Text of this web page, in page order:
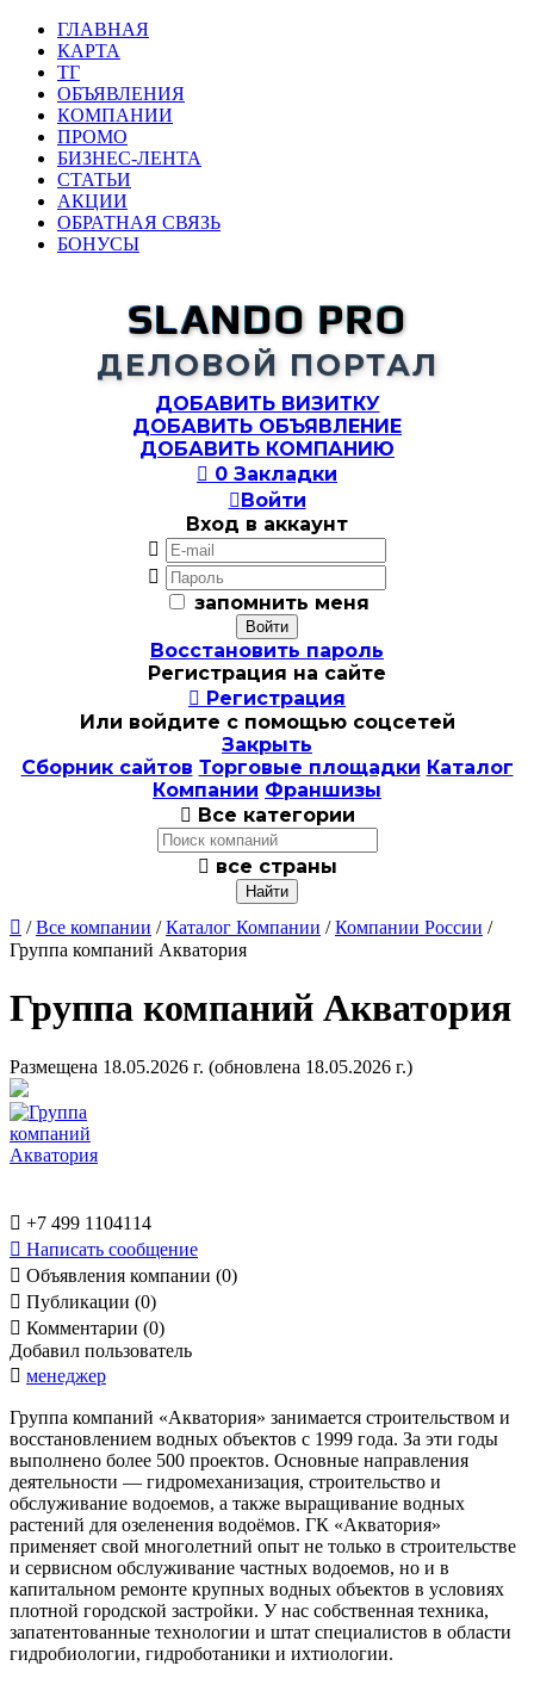
ГЛАВНАЯ
КАРТА
ТГ
ОБЪЯВЛЕНИЯ
КОМПАНИИ
ПРОМО
БИЗНЕС-ЛЕНТА
СТАТЬИ
АКЦИИ
ОБРАТНАЯ СВЯЗЬ
БОНУСЫ
SLANDO PRO
ДЕЛОВОЙ ПОРТАЛ
ДОБАВИТЬ ВИЗИТКУ
ДОБАВИТЬ ОБЪЯВЛЕНИЕ
ДОБАВИТЬ КОМПАНИЮ
 0 Закладки
Войти
Вход в аккаунт


запомнить меня
Восстановить пароль
Регистрация на сайте
 Регистрация
Или войдите с помощью соцсетей
Закрыть
Сборник сайтов Торговые площадки Каталог
Компании Франшизы
 Все категории
 все страны
 /Все компании /Каталог Компании /Компании России /
Группа компаний Акватория
Группа компаний Акватория
Размещена 18.05.2026 г. (обновлена 18.05.2026 г.)
 +7 499 1104114
 Написать сообщение
 Объявления компании (0)
 Публикации (0)
 Комментарии (0)
Добавил пользователь
 менеджер
Группа компаний «Акватория» занимается строительством и
восстановлением водных объектов с 1999 года. За эти годы
выполнено более 500 проектов. Основные направления
деятельности — гидромеханизация, строительство и
обслуживание водоемов, а также выращивание водных
растений для озеленения водоёмов. ГК «Акватория»
применяет свой многолетний опыт не только в строительстве
и сервисном обслуживание частных водоемов, но и в
капитальном ремонте крупных водных объектов в условиях
плотной городской застройки. У нас собственная техника,
запатентованные технологии и штат специалистов в области
гидробиологии, гидроботаники и ихтиологии.